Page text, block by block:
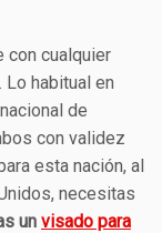
con cualquier
. Lo habitual en
de
con validez
esta nación, al
necesitas
un visado para